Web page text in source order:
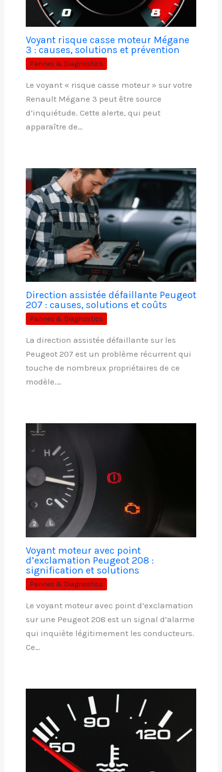
Voyant risque casse moteur Mégane
3 : causes, solutions et prévention
Pannes & Diagnostics
Le voyant « risque casse moteur » sur votre
Renault Mégane 3 peut être source
d’inquiétude. Cette alerte, qui peut
apparaître de…
Direction assistée défaillante Peugeot
207 : causes, solutions et coûts
Pannes & Diagnostics
La direction assistée défaillante sur les
Peugeot 207 est un problème récurrent qui
touche de nombreux propriétaires de ce
modèle.…
Voyant moteur avec point
d’exclamation Peugeot 208 :
signification et solutions
Pannes & Diagnostics
Le voyant moteur avec point d’exclamation
sur une Peugeot 208 est un signal d’alarme
qui inquiète légitimement les conducteurs.
Ce…